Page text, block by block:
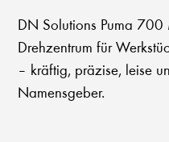
DN Solutions Puma 700
Drehzentrum für
– kräftig, präzise, leise
Namensgeber.